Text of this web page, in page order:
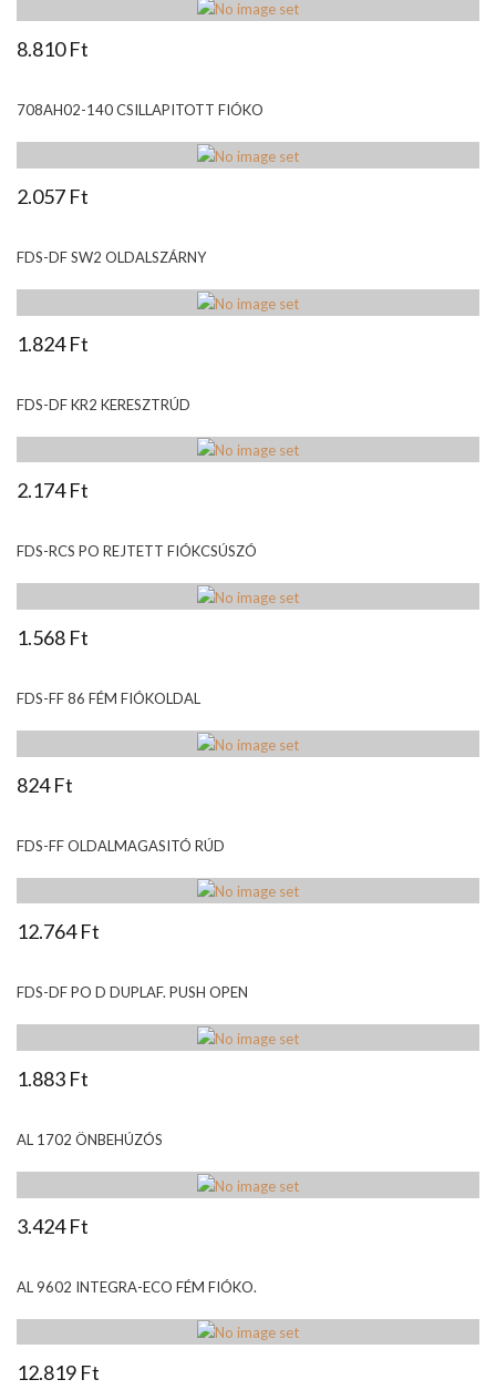
8.810 Ft
708AH02-140 CSILLAPITOTT FIÓKO
2.057 Ft
FDS-DF SW2 OLDALSZÁRNY
1.824 Ft
FDS-DF KR2 KERESZTRÚD
2.174 Ft
FDS-RCS PO REJTETT FIÓKCSÚSZÓ
1.568 Ft
FDS-FF 86 FÉM FIÓKOLDAL
824 Ft
FDS-FF OLDALMAGASITÓ RÚD
12.764 Ft
FDS-DF PO D DUPLAF. PUSH OPEN
1.883 Ft
AL 1702 ÖNBEHÚZÓS
3.424 Ft
AL 9602 INTEGRA-ECO FÉM FIÓKO.
12.819 Ft